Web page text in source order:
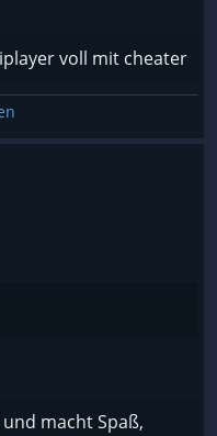
voll mit cheater
macht Spaß,